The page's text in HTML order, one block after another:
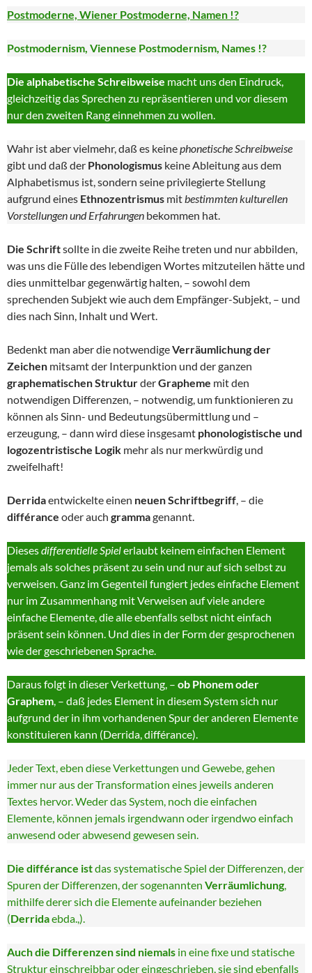
Postmoderne, Wiener Postmoderne, Namen !?
Postmodernism, Viennese Postmodernism, Names !?
Die alphabetische Schreibweise macht uns den Eindruck,
gleichzeitig das Sprechen zu repräsentieren und vor diesem
nur den zweiten Rang einnehmen zu wollen.
Wahr ist aber vielmehr, daß es keinephonetische Schreibweise
gibt und daß der Phonologismus keine Ableitung aus dem
Alphabetismus ist, sondern seine privilegierte Stellung
aufgrund eines Ethnozentrismus mitbestimmten kulturellen
Vorstellungen und Erfahrungen bekommen hat.
Die Schriftsollte in die zweite Reihe treten und nur abbilden,
was uns die Fülle des lebendigen Wortes mitzuteilen hätte und
dies unmittelbar gegenwärtig halten, – sowohl dem
sprechenden Subjekt wie auch dem Empfänger-Subjekt, – und
dies nach Sinn, Inhalt und Wert.
Bedenkt man aber die notwendigeVerräumlichung der
Zeichen mitsamt der Interpunktion und der ganzen
graphematischen StrukturderGrapheme mit den
notwendigen Differenzen, – notwendig, um funktionieren zu
können als Sinn- und Bedeutungsübermittlung und –
erzeugung, – dann wird diese insgesamt phonologistische und
logozentristische Logik mehr als nur merkwürdig und
zweifelhaft!
Derridaentwickelte einen neuen Schriftbegriff, – die
différance oder auch grammagenannt.
Diesesdifferentielle Spielerlaubt keinem einfachen Element
jemals als solches präsent zu sein und nur auf sich selbst zu
verweisen. Ganz im Gegenteil fungiert jedes einfache Element
nur im Zusammenhang mit Verweisen auf viele andere
einfache Elemente, die alle ebenfalls selbst nicht einfach
präsent sein können. Und dies in der Form der gesprochenen
wie der geschriebenen Sprache.
Daraus folgt in dieser Verkettung, – ob Phonem oder
Graphem, – daß jedes Element in diesem System sich nur
aufgrund der in ihm vorhandenen Spur der anderen Elemente
konstituieren kann (Derrida, différance).
Jeder Text, eben diese Verkettungen und Gewebe, gehen
immer nur aus der Transformation eines jeweils anderen
Textes hervor. Weder das System, noch die einfachen
Elemente, können jemals irgendwann oder irgendwo einfach
anwesend oder abwesend gewesen sein.
Die différance istdas systematische Spiel der Differenzen, der
Spuren der Differenzen, der sogenannten Verräumlichung,
mithilfe derer sich die Elemente aufeinander beziehen
(Derridaebda.,).
Auch die Differenzen sind niemals in eine fixe und statische
Struktur einschreibbar oder eingeschrieben, sie sind ebenfalls